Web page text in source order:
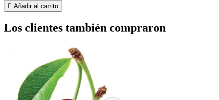
 Añadir al carrito
Los clientes también compraron